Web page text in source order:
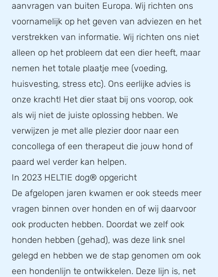
aanvragen van buiten Europa. Wij richten ons
voornamelijk op het geven van adviezen en het
verstrekken van informatie. Wij richten ons niet
alleen op het probleem dat een dier heeft, maar
nemen het totale plaatje mee (voeding,
huisvesting, stress etc). Ons eerlijke advies is
onze kracht! Het dier staat bij ons voorop, ook
als wij niet de juiste oplossing hebben. We
verwijzen je met alle plezier door naar een
concollega of een therapeut die jouw hond of
paard wel verder kan helpen.
In 2023 HELTIE dog® opgericht
De afgelopen jaren kwamen er ook steeds meer
vragen binnen over honden en of wij daarvoor
ook producten hebben. Doordat we zelf ook
honden hebben (gehad), was deze link snel
gelegd en hebben we de stap genomen om ook
een hondenlijn te ontwikkelen. Deze lijn is, net